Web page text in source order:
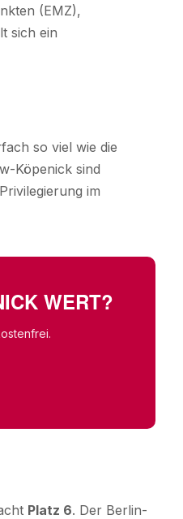
(EMZ),
sich ein
so viel wie die
Köpenick sind
im
WERT?
Platz 6. Der Berlin-